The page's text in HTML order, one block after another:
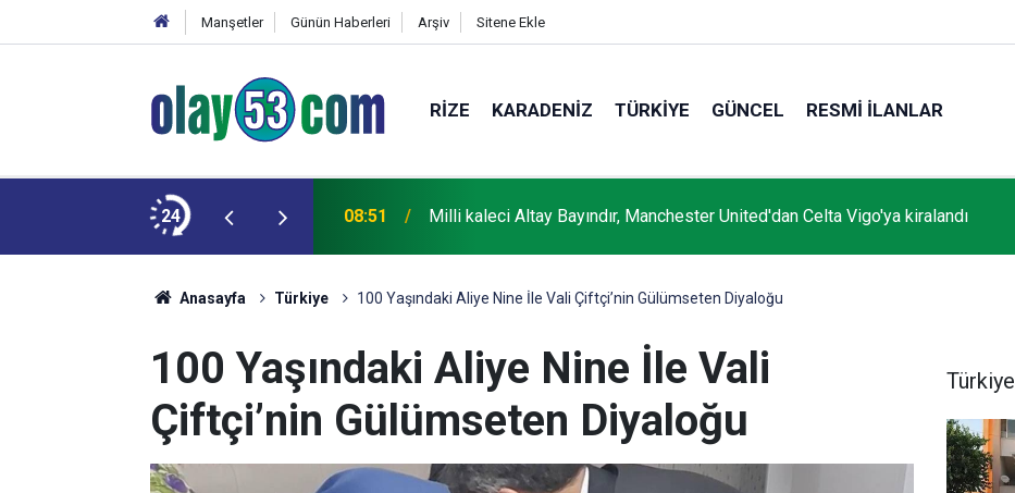
Manşetler Günün Haberleri Arşiv Sitene Ekle
RIZE KARADENIZ TÜRKIYE GÜNCEL RESMI İLANLAR
24
istemiyorum, hepsi bu 08:51 Milli kaleci Altay Bayındır, Manchester United'dan Celta Vigo'ya kiralandı
Anasayfa Türkiye 100 Yaşındaki Aliye Nine İle Vali Çiftçi’nin Gülümseten Diyaloğu
100 Yaşındaki Aliye Nine İle Vali
Çiftçi’nin Gülümseten Diyaloğu
Türkiye